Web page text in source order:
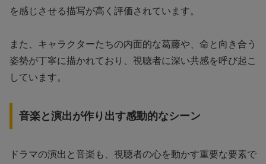
を感じさせる描写が高く評価されています。
また、キャラクターたちの内面的な葛藤や、命と向き合う
姿勢が丁寧に描かれており、視聴者に深い共感を呼び起こ
しています。
音楽と演出が作り出す感動的なシーン
ドラマの演出と音楽も、視聴者の心を動かす重要な要素で